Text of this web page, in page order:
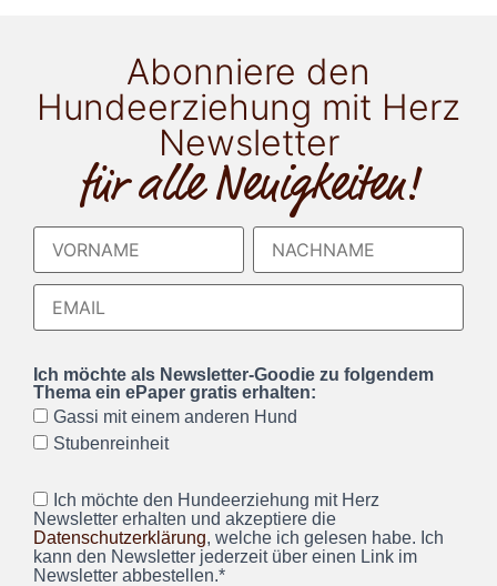
Abonniere den
Hundeerziehung mit Herz
Newsletter
für alle Neuigkeiten!
Ich möchte als Newsletter-Goodie zu folgendem
Thema ein ePaper gratis erhalten:
Gassi mit einem anderen Hund
Stubenreinheit
Ich möchte den Hundeerziehung mit Herz
Newsletter erhalten und akzeptiere die
Datenschutzerklärung, welche ich gelesen habe. Ich
kann den Newsletter jederzeit über einen Link im
Newsletter abbestellen.*